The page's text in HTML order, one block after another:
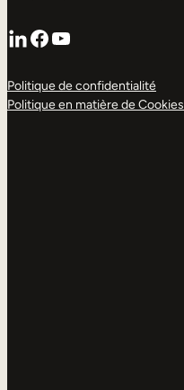
LinkedIn
Facebook
YouTube
Politique de confidentialité
Politique en matière de Cookies